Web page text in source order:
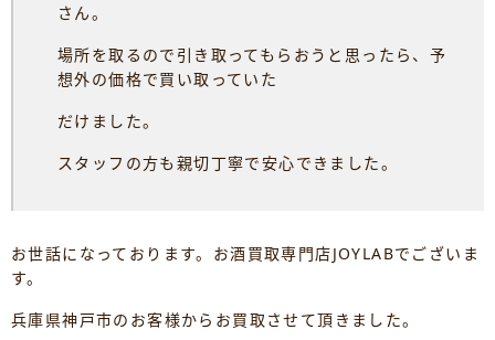
さん。
場所を取るので引き取ってもらおうと思ったら、予
想外の価格で買い取っていた
だけました。
スタッフの方も親切丁寧で安心できました。
お世話になっております。お酒買取専門店JOYLABでございま
す。
兵庫県神戸市のお客様からお買取させて頂きました。